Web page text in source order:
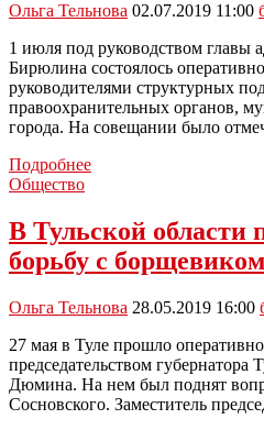
Ольга Тельнова 02.07.2019 11:00
1 июля под руководством главы
Бирюлина состоялось
руководителями структурных
правоохранительных органов,
города. На совещании было
ПодробнееВ
борьбу
с
борщевиком
Общество
В Тульской области
борьбу с борщевиком
Ольга Тельнова 28.05.2019 16:00
27 мая в Туле прошло
председательством губернатора
Дюмина. На нем был поднят
Сосновского. Заместитель